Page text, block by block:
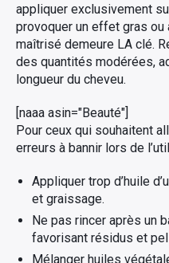
appliquer exclusivement
provoquer un effet gras
maîtrisé demeure LA clé.
des quantités modérées,
longueur du cheveu.
[naaa asin="Beauté"]
Pour ceux qui souhaitent
erreurs à bannir lors de
Appliquer trop d’huile
et graissage.
Ne pas rincer après un
favorisant résidus et
Mélanger huiles